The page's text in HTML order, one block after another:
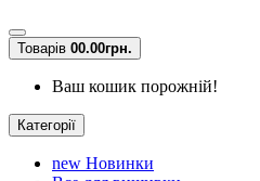
Товарів 00.00грн.
Ваш кошик порожній!
Категорії
new Новинки